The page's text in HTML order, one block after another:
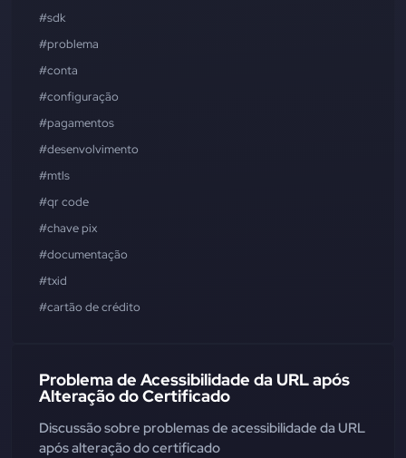
#sdk
#problema
#conta
#configuração
#pagamentos
#desenvolvimento
#mtls
#qr code
#chave pix
#documentação
#txid
#cartão de crédito
Problema de Acessibilidade da URL após
Alteração do Certificado
Discussão sobre problemas de acessibilidade da URL
após alteração do certificado